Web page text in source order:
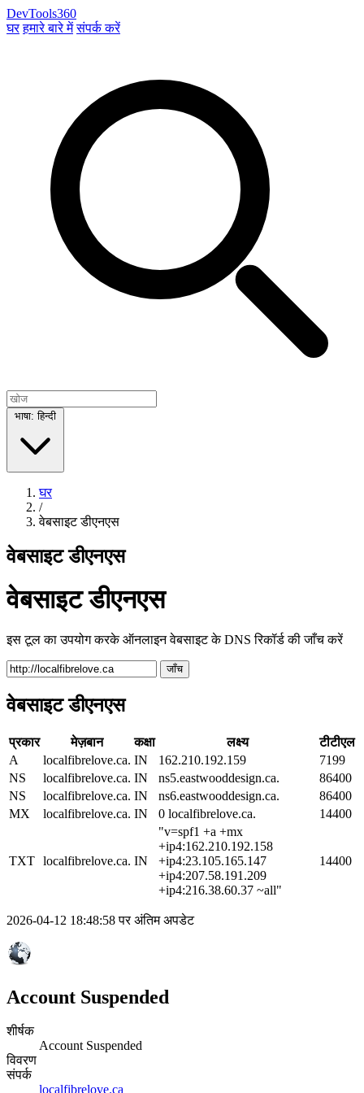
DevTools360
घर हमारे बारे में संपर्क करें
भाषा: हिन्दी
घर
/
वेबसाइट डीएनएस
वेबसाइट डीएनएस
वेबसाइट डीएनएस
इस टूल का उपयोग करके ऑनलाइन वेबसाइट के DNS रिकॉर्ड की जाँच करें
जाँच
वेबसाइट डीएनएस
प्रकार मेज़बान कक्षा लक्ष्य
टीटीएल
A
localfibrelove.ca. IN 162.210.192.159
7199
NS
localfibrelove.ca. IN ns5.eastwooddesign.ca.
86400
NS
localfibrelove.ca. IN ns6.eastwooddesign.ca.
86400
MX
localfibrelove.ca. IN 0 localfibrelove.ca. 14400
TXT localfibrelove.ca. IN
"v=spf1 +a +mx
+ip4:162.210.192.158
+ip4:23.105.165.147
+ip4:207.58.191.209
+ip4:216.38.60.37 ~all"
14400
2026-04-12 18:48:58 पर अंतिम अपडेट
Account Suspended
शीर्षक
Account Suspended
विवरण
संपर्क
localfibrelove.ca